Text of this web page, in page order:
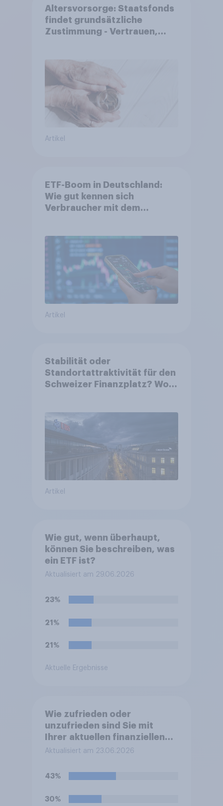
Altersvorsorge: Staatsfonds
findet grundsätzliche
Zustimmung - Vertrauen,
Akzeptanz
Artikel
ETF-Boom in Deutschland:
Wie gut kennen sich
Verbraucher mit dem
Artikel
Stabilität oder
Standortattraktivität für den
Schweizer Finanzplatz? Wo
von Grossbanken steht
Artikel
Wie gut, wenn überhaupt,
können Sie beschreiben, was
ein ETF ist?
Aktualisiert am 29.06.2026
23%
21%
21%
Aktuelle Ergebnisse
Wie zufrieden oder
unzufrieden sind Sie mit
Ihrer aktuellen finanziellen
Haushaltssituation?
Aktualisiert am 23.06.2026
43%
30%